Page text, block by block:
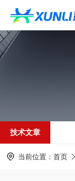
技术文章
当前位置： 首页